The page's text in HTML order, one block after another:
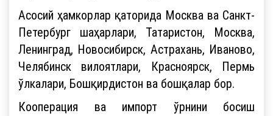
Асосий ҳамкорлар қаторида Москва ва Санкт-
Петербург шаҳарлари, Татаристон, Москва,
Ленинград, Новосибирск, Астрахань, Иваново,
Челябинск вилоятлари, Красноярск, Пермь
ўлкалари, Бошқирдистон ва бошқалар бор.
Кооперация ва импорт ўрнини босиш